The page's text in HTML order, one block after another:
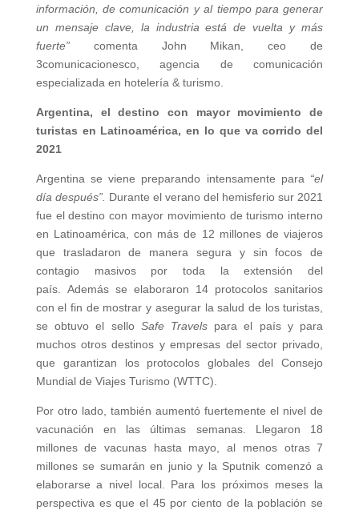
información, de comunicación y al tiempo para generar
un mensaje clave, la industria está de vuelta y más
fuerte”comenta John Mikan, ceo de
3comunicacionesco, agencia de comunicación
especializada en hotelería & turismo.
Argentina, el destino con mayor movimiento de
turistas en Latinoamérica, en lo que va corrido del
2021
Argentina se viene preparando intensamente para “el
día después”. Durante el verano del hemisferio sur 2021
fue el destino con mayor movimiento de turismo interno
en Latinoamérica, con más de 12 millones de viajeros
que trasladaron de manera segura y sin focos de
contagio masivos por toda la extensión del
país. Además se elaboraron 14 protocolos sanitarios
con el fin de mostrar y asegurar la salud de los turistas,
se obtuvo el sello Safe Travels para el país y para
muchos otros destinos y empresas del sector privado,
que garantizan los protocolos globales del Consejo
Mundial de Viajes Turismo (WTTC).
Por otro lado, también aumentó fuertemente el nivel de
vacunación en las últimas semanas. Llegaron 18
millones de vacunas hasta mayo, al menos otras 7
millones se sumarán en junio y la Sputnik comenzó a
elaborarse a nivel local. Para los próximos meses la
perspectiva es que el 45 por ciento de la población se